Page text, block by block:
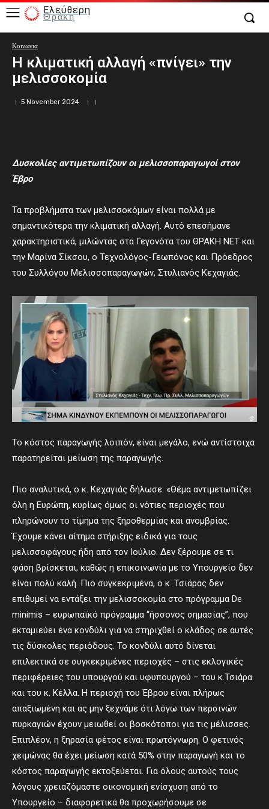
Ελεύθερη
Θράκη
Κοινωνια
Η κλιματική αλλαγή «πνίγει» την
μελισσοκομία
5 November 2024
Δυσκολίες αντιμετωπίζουν οι μελισσοπαραγωγοί στον
Έβρο
Τα προβλήματα των μελισσοκόμων είναι πολλά με
σημαντικότερα την κλιματική αλλαγή. Αυτό επεσήμανε
χαρακτηριστικά, μιλώντας στα Γεγονότα του ΘΡΑΚΗ ΝΕΤ και
την Μαρίνα Σίκσου, ο Τεχνολόγος-Γεωπόνος και Πρόεδρος
του Συλλόγου Μελισσοπαραγωγών, Στυλιανός Κεχαγιάς.
Το κόστος παραγωγής λοιπόν, είναι μεγάλο, ενώ αντίστοιχα
παρατηρείται μείωση της παραγωγής.
Πιο αναλυτικά, ο κ. Κεχαγιάς δήλωσε: «Θέμα αντιμετωπίζει
όλη η Ευρώπη, κυρίως όμως οι νότιες περιοχές που
πληρώνουν το τίμημα της ξηροθερμίας και ανομβρίας.
Έχουμε κάνει αίτημα στήριξης ειδικά για τους
μελισσοφάγους ήδη από τον Ιούλιο. Δεν ξέρουμε σε τι
φάση βρίσκεται, καθώς η επικοινωνία με το Υπουργείο δεν
είναι πολύ καλή. Πιο συγκεκριμένα, ο κ. Τσιάρας δεν
επιθυμεί να εντάξει την μελισσοκομία στο πρόγραμμα De
minimis – ευρωπαϊκό πρόγραμμα “ήσσονος σημασίας”, που
εκταμιεύει ένα κονδύλι για να στηριχθεί ο κλάδος σε αυτές
τις δύσκολες περιόδους. Το κονδύλι αυτό δίνεται
επιλεκτικά σε συγκεκριμένες περιοχές – στις εκλογικές
περιφέρειες του υπουργού και υφυπουργού – του κ.Τσιάρα
και του κ. Κέλλα. Η περιοχή του Έβρου είναι πλήρως
απαξιωμένη και ας μην ξεχνάμε ότι λόγω των περσινών
πυρκαγιών έχουν μειωθεί οι βοσκότοποι για τις μέλισσες.
Επιπλέον, η ξηρασία φέτος είναι πρωτόγνωρη. Ο φετινός
χειμώνας θα έχει μείωση κατά 50% στην παραγωγή και το
κόστος παραγωγής εκτοξεύεται. Για όλους αυτούς τους
λόγους χρειαζόμαστε οικονομική ενίσχυση από το
Υπουργείο – διαφορετικά θα προχωρήσουμε σε